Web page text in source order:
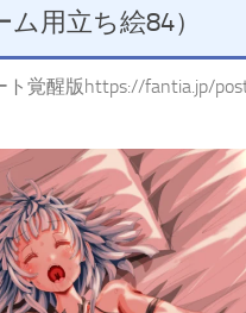
用立ち絵84）
ト覚醒版https://fantia.jp/